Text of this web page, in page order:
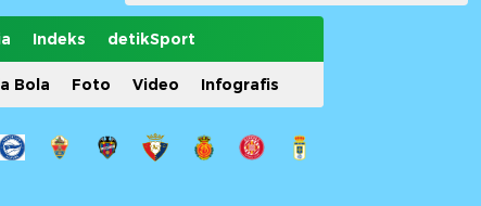
Indeks detikSport
Bola Foto Video Infografis